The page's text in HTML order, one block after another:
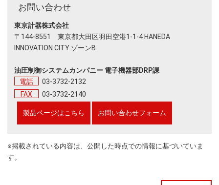
お問い合わせ
東京計器株式会社
〒144-8551 東京都大⽥区⽻⽥空港1-1-4 HANEDA
INNOVATION CITY ゾーンB
油圧制御システムカンパニー 電子機器部DRP課
電話
03-3732-2132
FAX
03-3732-2140
製品ページはこちら お問い合わせフォーム
※掲載されている内容は、公開した時点での情報に基づいていま
す。